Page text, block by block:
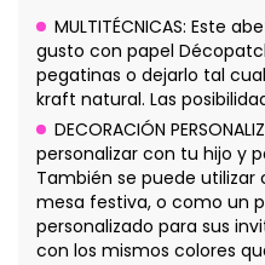
MULTITÉCNICAS: Este
gusto con papel
pegatinas o dejarlo tal
kraft natural. Las
DECORACIÓN
personalizar con tu hijo y
También se puede
mesa festiva, o como un
personalizado para sus
con los mismos colores